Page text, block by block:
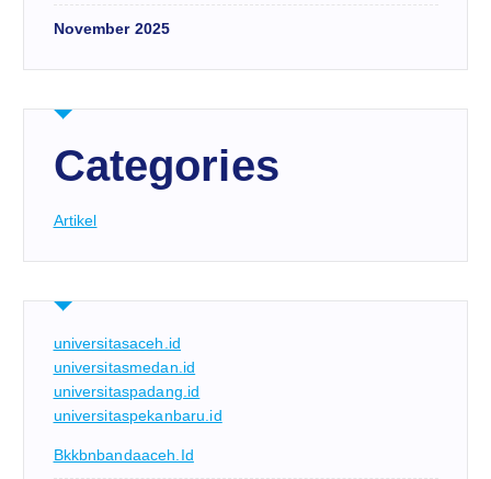
November 2025
Categories
Artikel
universitasaceh.id
universitasmedan.id
universitaspadang.id
universitaspekanbaru.id
Bkkbnbandaaceh.id